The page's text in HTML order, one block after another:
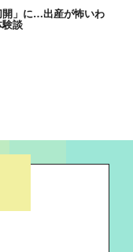
開」に…出産が怖いわ
談